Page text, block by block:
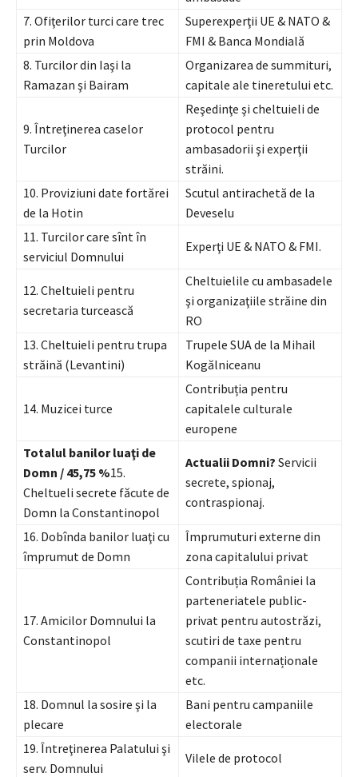
7. Ofiţerilor turci care trec
prin Moldova
Superexperţii UE & NATO &
FMI & Banca Mondială
8. Turcilor din Iaşi la
Ramazan şi Bairam
Organizarea de summituri,
capitale ale tineretului etc.
9. Întreţinerea caselor
Turcilor
Reşedinţe şi cheltuieli de
protocol pentru
ambasadorii şi experţii
străini.
10. Proviziuni date fortărei
de la Hotin
Scutul antirachetă de la
Deveselu
11. Turcilor care sînt în
serviciul Domnului
Experţi UE & NATO & FMI.
12. Cheltuieli pentru
secretaria turcească
Cheltuielile cu ambasadele
şi organizaţiile străine din
RO
13. Cheltuieli pentru trupa
străină (Levantini)
Trupele SUA de la Mihail
Kogălniceanu
14. Muzicei turce
Contribuția pentru
capitalele culturale
europene
Totalul banilor luaţi de
Domn / 45,75 %15.
Cheltueli secrete făcute de
Domn la Constantinopol
Actualii Domni? Servicii
secrete, spionaj,
contraspionaj.
16. Dobînda banilor luaţi cu
împrumut de Domn
Împrumuturi externe din
zona capitalului privat
17. Amicilor Domnului la
Constantinopol
Contribuția României la
parteneriatele public-
privat pentru autostrăzi,
scutiri de taxe pentru
companii internaționale
etc.
18. Domnul la sosire şi la
plecare
Bani pentru campaniile
electorale
19. Întreţinerea Palatului şi
serv. Domnului
Vilele de protocol